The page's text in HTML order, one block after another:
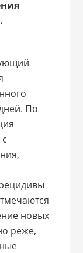
По
новых
реже,